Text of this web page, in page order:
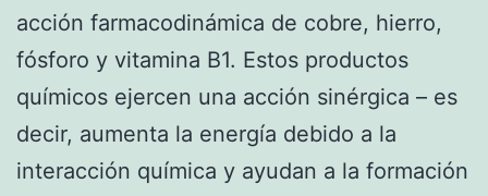
acción farmacodinámica de cobre, hierro,
fósforo y vitamina B1. Estos productos
químicos ejercen una acción sinérgica – es
decir, aumenta la energía debido a la
interacción química y ayudan a la formación